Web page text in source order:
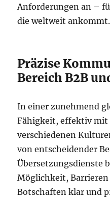
Anforderungen an –
die weltweit ankommt.
Präzise
Bereich B2B
In einer zunehmend
Fähigkeit, effektiv mit
verschiedenen
von entscheidender
Übersetzungsdienste
Möglichkeit,
Botschaften klar und